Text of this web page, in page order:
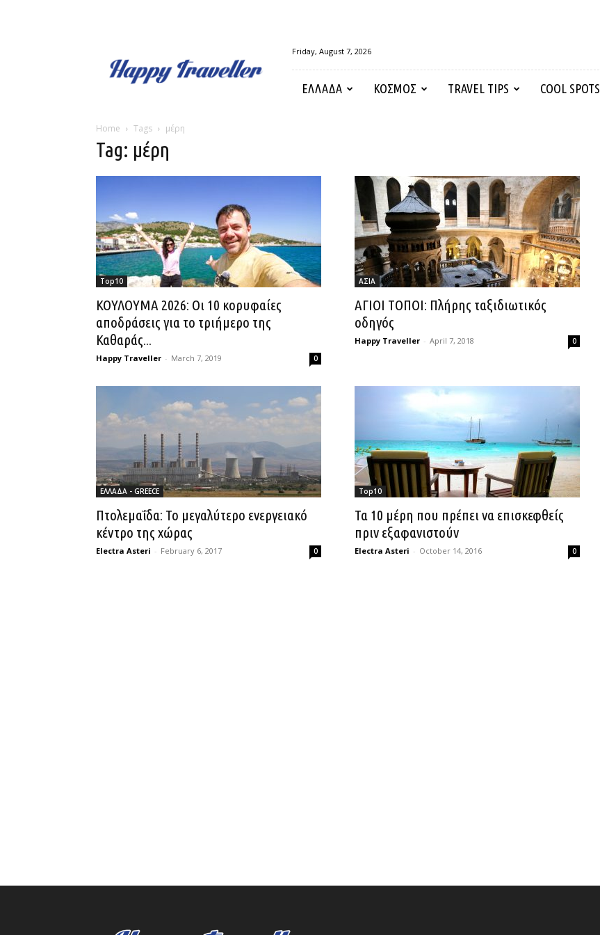
Traveller
Friday, August 7, 2026
ΕΛΛΑΔΑ ΚΟΣΜΟΣ TRAVEL TIPS COOL SPOTS
Home Tags μέρη
Tag: μέρη
Top10
ΚΟΥΛΟΥΜΑ 2026: Οι 10 κορυφαίες
αποδράσεις για το τριήμερο της
Καθαράς...
Happy Traveller - March 7, 2019 0
ΑΣΙΑ
ΑΓΙΟΙ ΤΟΠΟΙ: Πλήρης ταξιδιωτικός
οδηγός
Happy Traveller - April 7, 2018 0
ΕΛΛΑΔΑ - GREECE
Πτολεμαΐδα: Το μεγαλύτερο ενεργειακό
κέντρο της χώρας
Electra Asteri - February 6, 2017 0
Top10
Τα 10 μέρη που πρέπει να επισκεφθείς
πριν εξαφανιστούν
Electra Asteri - October 14, 2016 0